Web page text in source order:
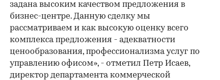
00:00 / 00:00
задана высоким качеством предложения в
бизнес-центре. Данную сделку мы
рассматриваем и как высокую оценку всего
комплекса предложения - адекватности
ценообразования, профессионализма услуг по
управлению офисом», - отметил Петр Исаев,
директор департамента коммерческой